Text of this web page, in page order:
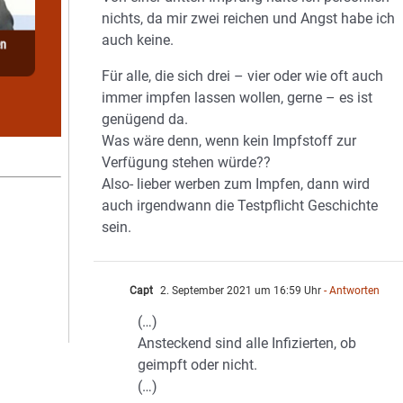
nichts, da mir zwei reichen und Angst habe ich
auch keine.
Für alle, die sich drei – vier oder wie oft auch
immer impfen lassen wollen, gerne – es ist
genügend da.
Was wäre denn, wenn kein Impfstoff zur
Verfügung stehen würde??
Also- lieber werben zum Impfen, dann wird
auch irgendwann die Testpflicht Geschichte
sein.
Capt 2. September 2021 um 16:59 Uhr - Antworten
(…)
Ansteckend sind alle Infizierten, ob
geimpft oder nicht.
(…)